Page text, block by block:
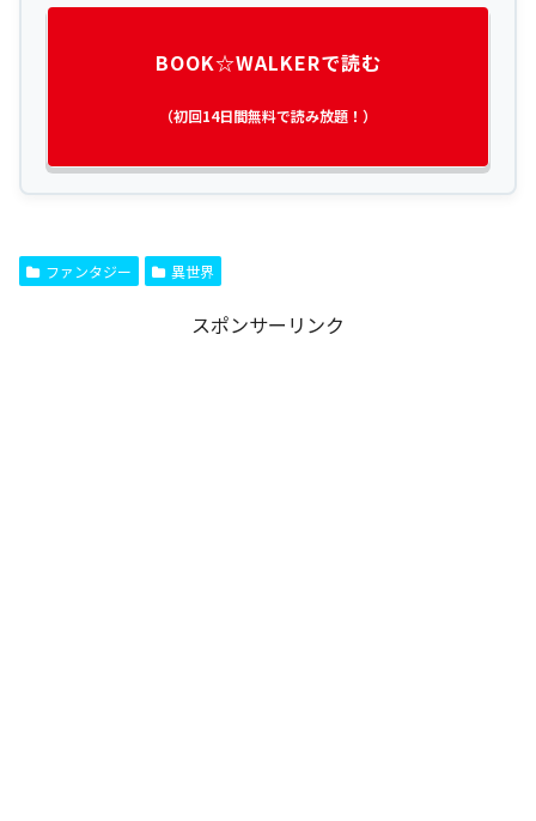
BOOK☆WALKERで読む
（初回14日間無料で読み放題！）
ファンタジー 異世界
スポンサーリンク